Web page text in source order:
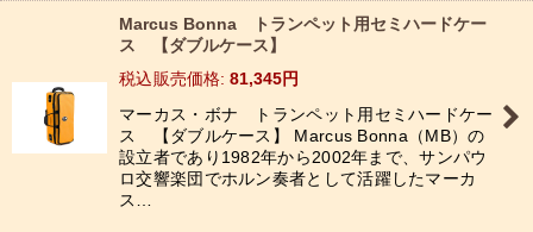
Marcus Bonna トランペット用セミハードケー
ス 【ダブルケース】
税込
: 81,345円
マーカス・ボナ トランペット用セミハードケー
ス 【ダブルケース】 Marcus Bonna（MB）の
設立者であり1982年から2002年まで、サンパウ
ロ交響楽団でホルン奏者として活躍したマーカ
ス…